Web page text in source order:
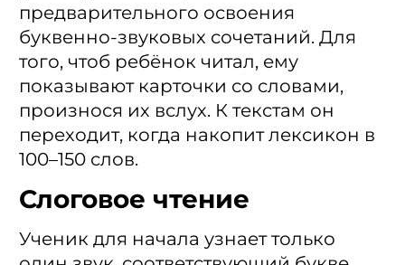
предварительного освоения
буквенно-звуковых сочетаний. Для
того, чтоб ребёнок читал, ему
показывают карточки со словами,
произнося их вслух. К текстам он
переходит, когда накопит лексикон в
100–150 слов.
Слоговое чтение
Ученик для начала узнает только